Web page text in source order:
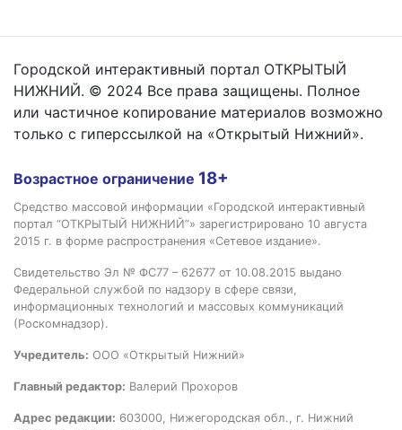
Городской интерактивный портал ОТКРЫТЫЙ
НИЖНИЙ. © 2024 Все права защищены. Полное
или частичное копирование материалов возможно
только с гиперссылкой на «Открытый Нижний».
Возрастное ограничение 18+
Средство массовой информации «Городской интерактивный
портал “ОТКРЫТЫЙ НИЖНИЙ”» зарегистрировано 10 августа
2015 г. в форме распространения «Сетевое издание».
Свидетельство Эл № ФС77 – 62677 от 10.08.2015 выдано
Федеральной службой по надзору в сфере связи,
информационных технологий и массовых коммуникаций
(Роскомнадзор).
Учредитель: ООО «Открытый Нижний»
Главный редактор: Валерий Прохоров
Адрес редакции: 603000, Нижегородская обл., г. Нижний